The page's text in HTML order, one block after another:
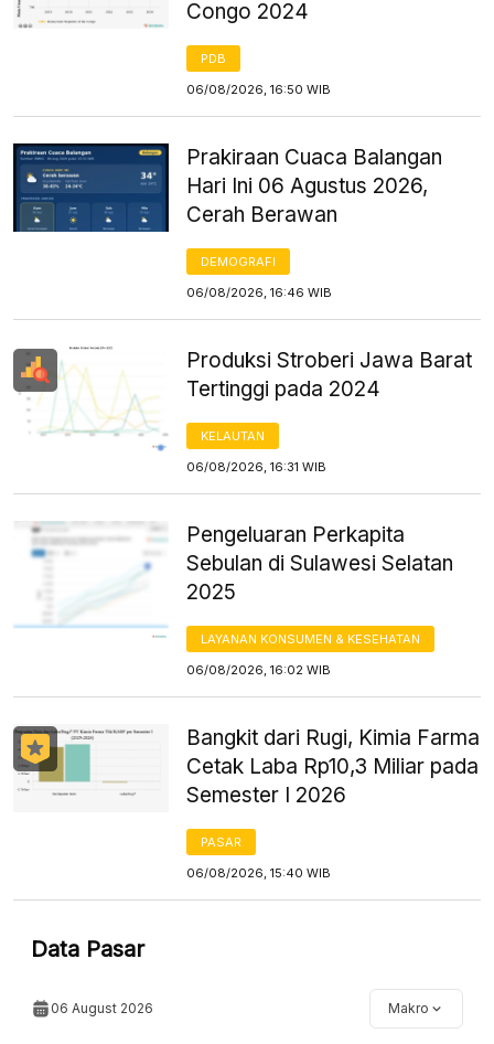
Congo 2024
PDB
06/08/2026, 16:50 WIB
Prakiraan Cuaca Balangan
Hari Ini 06 Agustus 2026,
Cerah Berawan
DEMOGRAFI
06/08/2026, 16:46 WIB
Produksi Stroberi Jawa Barat
Tertinggi pada 2024
KELAUTAN
06/08/2026, 16:31 WIB
Pengeluaran Perkapita
Sebulan di Sulawesi Selatan
2025
LAYANAN KONSUMEN & KESEHATAN
06/08/2026, 16:02 WIB
Bangkit dari Rugi, Kimia Farma
Cetak Laba Rp10,3 Miliar pada
Semester I 2026
PASAR
06/08/2026, 15:40 WIB
Data Pasar
06 August 2026 Makro